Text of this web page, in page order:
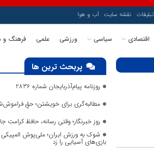
تبلیغات نقشه سایت آب و هوا
اقتصادی سیاسی ورزشی علمی فرهنگ و
پربحث ترین ها
روزنامه پیام‌آذربایجان شماره 2836
مطالبه‌گری برای خویشتن؛ حقِ
روز خبرنگار؛ وقتی رسانه، حافظ کرامت
شوک به ورزش ایران؛ ملی‌پوش المپیکی
بازی‌های آسیایی را زد